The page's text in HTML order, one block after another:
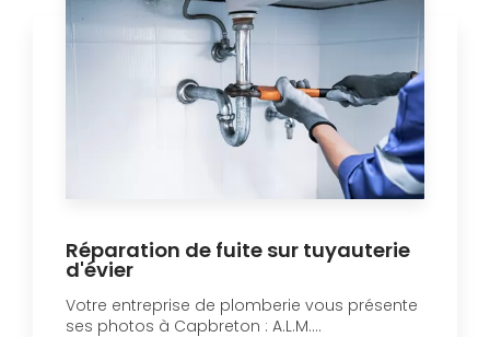
Réparation de fuite sur tuyauterie
d'évier
Votre entreprise de plomberie vous présente
ses photos à Capbreton : A.L.M....